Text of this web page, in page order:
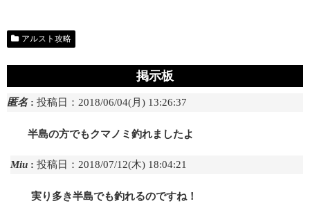
アルスト攻略
掲示板
匿名: 投稿日：2018/06/04(月) 13:26:37
半島の方でもクマノミ釣れましたよ
Miu : 投稿日：2018/07/12(木) 18:04:21
実り多き半島でも釣れるのですね！